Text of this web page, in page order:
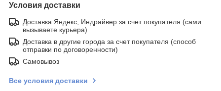
Условия доставки
Доставка Яндекс, Индрайвер за счет покупателя (сами
вызываете курьера)
Доставка в другие города за счет покупателя (способ
отправки по договоренности)
Самовывоз
Все условия доставки